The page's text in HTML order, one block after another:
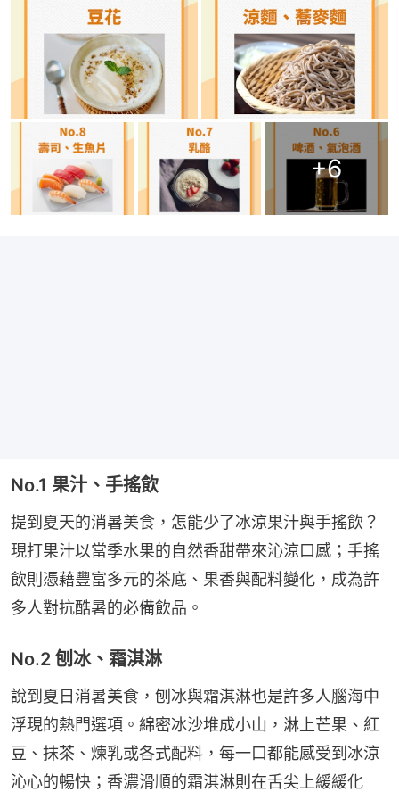
+6
No.1 果汁、手搖飲
提到夏天的消暑美食，怎能少了冰涼果汁與手搖飲？
現打果汁以當季水果的自然香甜帶來沁涼口感；手搖
飲則憑藉豐富多元的茶底、果香與配料變化，成為許
多人對抗酷暑的必備飲品。
No.2 刨冰、霜淇淋
說到夏日消暑美食，刨冰與霜淇淋也是許多人腦海中
浮現的熱門選項。綿密冰沙堆成小山，淋上芒果、紅
豆、抹茶、煉乳或各式配料，每一口都能感受到冰涼
沁心的暢快；香濃滑順的霜淇淋則在舌尖上緩緩化